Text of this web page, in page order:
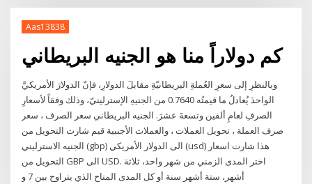
Aas13838
كم دولاراً منا هو الجنيه البريطاني
وبالنظرِ إلى سعرِ العُملةِ البريطانيّةِ مقابلَ الدولارِ، فإنّ الدولارَ الأمريكيَّ
الواحدَ يُعادلُ ما قيمتُه 0.7640 من الجنيهِ الإسترلينيّ، وذلك وفقاً لأسعارِ
الصرفِ لعامِ ألفين وتسعةَ عشرَ. الجنيه البريطاني سعر الصرف ، سعر
صرف العملة ، تحويل العملات ، والعملات الأجنبية قيم شارت التحويل من
الجنيه الاسترليني (gbp) الى الدولار الأمريكي (usd) هذا شارت اسعار
التحويل من GBP الى USD. اختر المدى الزمني من شهر واحد، ثلاثة
أشهر، ستة أشهر سنة أو كل المدى المتاح الذي يتراوح بين 7 و